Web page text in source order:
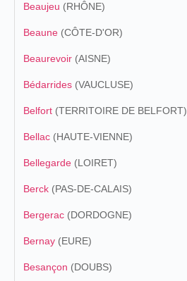
Beaujeu (RHÔNE)
Beaune (CÔTE-D'OR)
Beaurevoir (AISNE)
Bédarrides (VAUCLUSE)
Belfort (TERRITOIRE DE BELFORT)
Bellac (HAUTE-VIENNE)
Bellegarde (LOIRET)
Berck (PAS-DE-CALAIS)
Bergerac (DORDOGNE)
Bernay (EURE)
Besançon (DOUBS)